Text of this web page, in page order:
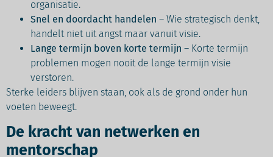
organisatie.
Snel en doordacht handelen – Wie strategisch denkt,
handelt niet uit angst maar vanuit visie.
Lange termijn boven korte termijn – Korte termijn
problemen mogen nooit de lange termijn visie
verstoren.
Sterke leiders blijven staan, ook als de grond onder hun
voeten beweegt.
De kracht van netwerken en
mentorschap